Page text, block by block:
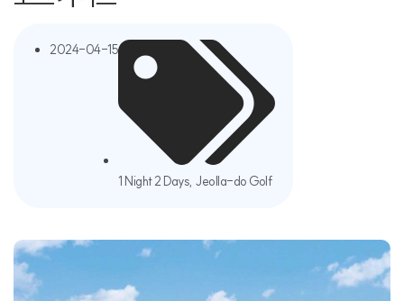
2024-04-15
1 Night 2 Days, Jeolla-do Golf